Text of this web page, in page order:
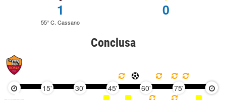
1
55° C. Cassano
0
Conclusa
15' 30' 45' 60' 75' 90'